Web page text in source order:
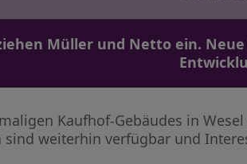
Müller und Netto ein.
Kaufhof-Gebäudes in
sind weiterhin verfügbar und